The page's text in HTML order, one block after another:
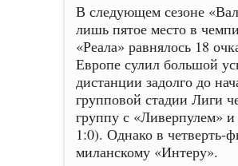
В следующем сезоне
лишь пятое место в
«Реала» равнялось 18
Европе сулил большой
дистанции задолго до
групповой стадии Лиги
группу с «Ливерпулем»
1:0). Однако в четверть-
миланскому «Интеру».